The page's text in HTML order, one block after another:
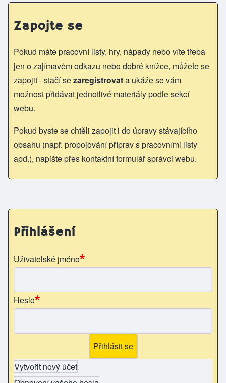
Zapojte se
Pokud máte pracovní listy, hry, nápady nebo víte třeba
jen o zajímavém odkazu nebo dobré knížce, můžete se
zapojit - stačí sezaregistrovata ukáže se vám
možnost přidávat jednotlivé materiály podle sekcí
webu.
Pokud byste se chtěli zapojit i do úpravy stávajícího
obsahu (např. propojování příprav s pracovními listy
apd.), napište přes kontaktní formulář správci webu.
Přihlášení
Uživatelské jméno
Heslo
Vytvořit nový účet